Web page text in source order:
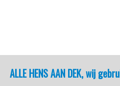
ALLE HENS AAN DEK, wij